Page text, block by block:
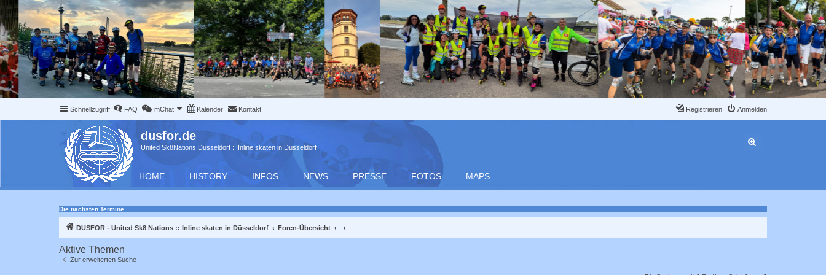
Schnellzugriff FAQ mChat Kalender Kontakt Anmelden
Registrieren
dusfor.de
United Sk8Nations Düsseldorf :: Inline skaten in Düsseldorf
HOME HISTORY INFOS NEWS PRESSE FOTOS MAPS
Die nächsten Termine
DUSFOR - United Sk8 Nations :: Inline skaten in Düsseldorf Foren-Übersicht
Aktive Themen
Zur erweiterten Suche